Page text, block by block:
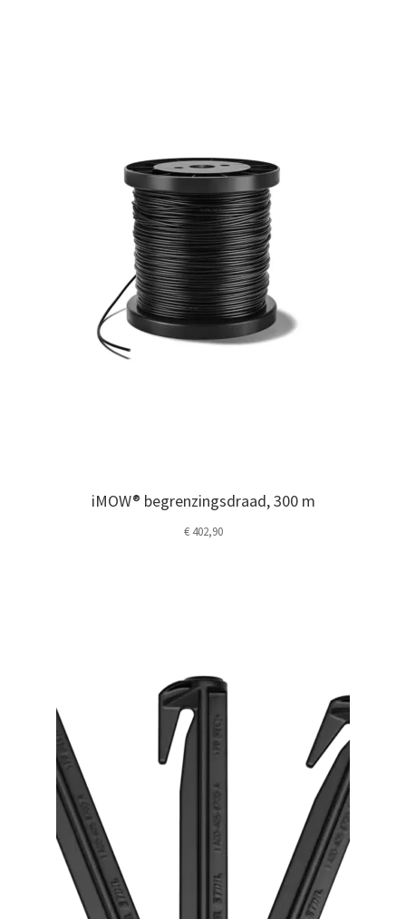
iMOW® begrenzingsdraad, 300 m
€402,90